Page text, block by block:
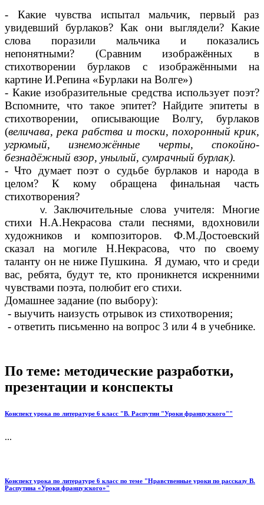
- Какие чувства испытал мальчик, первый раз
увидевший бурлаков? Как они выглядели? Какие
слова поразили мальчика и показались
непонятными? (Сравним изображённых в
стихотворении бурлаков с изображёнными на
картине И.Репина «Бурлаки на Волге»)
- Какие изобразительные средства использует поэт?
Вспомните, что такое эпитет? Найдите эпитеты в
стихотворении, описывающие Волгу, бурлаков
(величава, река рабства и тоски, похоронный крик,
угрюмый, изнеможённые черты, спокойно-
безнадёжный взор, унылый, сумрачный бурлак).
- Что думает поэт о судьбе бурлаков и народа в
целом? К кому обращена финальная часть
стихотворения?
Заключительные слова учителя: Многие
стихи Н.А.Некрасова стали песнями, вдохновили
художников и композиторов. Ф.М.Достоевский
сказал на могиле Н.Некрасова, что по своему
таланту он не ниже Пушкина. Я думаю, что и среди
вас, ребята, будут те, кто проникнется искренними
чувствами поэта, полюбит его стихи.
Домашнее задание (по выбору):
- выучить наизусть отрывок из стихотворения;
- ответить письменно на вопрос 3 или 4 в учебнике.
По теме: методические разработки,
презентации и конспекты
Конспект урока по литературе 6 класс "В. Распутин "Уроки французского""
...
Конспект урока по литературе 6 класс по теме "Нравственные уроки по рассказу В.
Распутина «Уроки французского»"